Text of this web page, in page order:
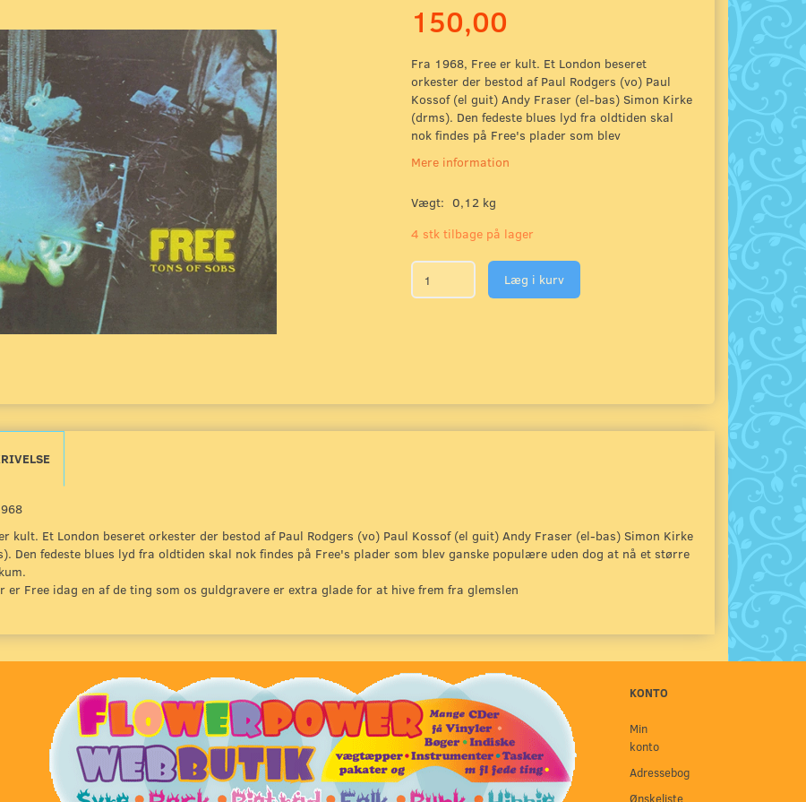
150,00
Fra 1968, Free er kult. Et London beseret
orkester der bestod af Paul Rodgers (vo) Paul
Kossof (el guit) Andy Fraser (el-bas) Simon Kirke
(drms). Den fedeste blues lyd fra oldtiden skal
nok findes på Free's plader som blev
Mere information
Vægt: 0,12 kg
4 stk tilbage på lager
Læg i kurv
kult. Et London beseret orkester der bestod af Paul Rodgers (vo) Paul Kossof (el guit) Andy Fraser (el-bas) Simon Kirke
Den fedeste blues lyd fra oldtiden skal nok findes på Free's plader som blev ganske populære uden dog at nå et større
er Free idag en af de ting som os guldgravere er extra glade for at hive frem fra glemslen
KONTO
Min
konto
Adressebog
Ønskeliste